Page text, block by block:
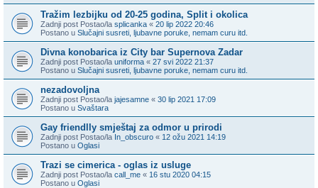
Tražim lezbijku od 20-25 godina, Split i okolica
Zadnji post Postao/la splicanka « 20 lip 2022 20:46
Postano u Slučajni susreti, ljubavne poruke, nemam curu itd.
Divna konobarica iz City bar Supernova Zadar
Zadnji post Postao/la uniforma « 27 svi 2022 21:37
Postano u Slučajni susreti, ljubavne poruke, nemam curu itd.
nezadovoljna
Zadnji post Postao/la jajesamne « 30 lip 2021 17:09
Postano u Svaštara
Gay friendlly smještaj za odmor u prirodi
Zadnji post Postao/la In_obscuro « 12 ožu 2021 14:19
Postano u Oglasi
Trazi se cimerica - oglas iz usluge
Zadnji post Postao/la call_me « 16 stu 2020 04:15
Postano u Oglasi